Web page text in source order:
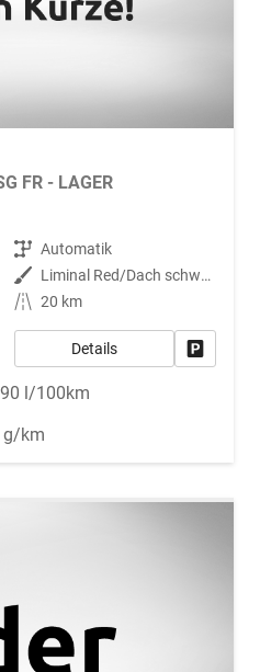
FR - LAGER
Getriebe Automatik
Außenfarbe
Liminal Red/Dach schwarz Metallic (S60E)
Kilometerstand 20 km
Details
l/100km
g/km